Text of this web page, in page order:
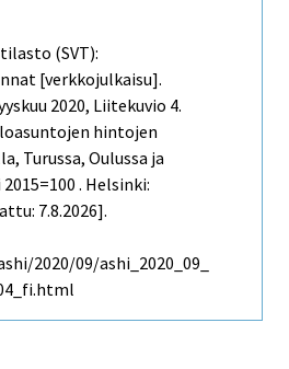
(SVT):
[verkkojulkaisu].
2020, Liitekuvio 4.
hintojen
Turussa, Oulussa ja
. Helsinki:
7.8.2026].
2020/09/ashi_2020_09_